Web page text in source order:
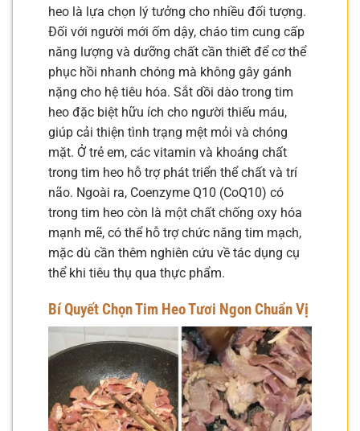
heo là lựa chọn lý tưởng cho nhiều đối tượng.
Đối với người mới ốm dậy, cháo tim cung cấp
năng lượng và dưỡng chất cần thiết để cơ thể
phục hồi nhanh chóng mà không gây gánh
nặng cho hệ tiêu hóa. Sắt dồi dào trong tim
heo đặc biệt hữu ích cho người thiếu máu,
giúp cải thiện tình trạng mệt mỏi và chóng
mặt. Ở trẻ em, các vitamin và khoáng chất
trong tim heo hỗ trợ phát triển thể chất và trí
não. Ngoài ra, Coenzyme Q10 (CoQ10) có
trong tim heo còn là một chất chống oxy hóa
mạnh mẽ, có thể hỗ trợ chức năng tim mạch,
mặc dù cần thêm nghiên cứu về tác dụng cụ
thể khi tiêu thụ qua thực phẩm.
Bí Quyết Chọn Tim Heo Tươi Ngon Chuẩn Vị